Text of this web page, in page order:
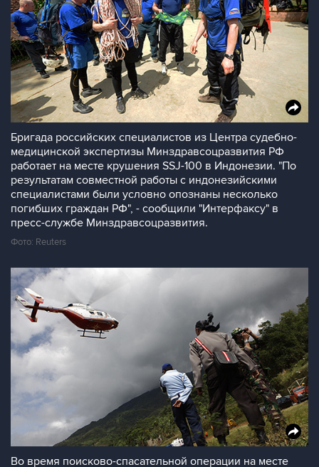
Бригада российских специалистов из Центра судебно-
медицинской экспертизы Минздравсоцразвития РФ
работает на месте крушения SSJ-100 в Индонезии. "По
результатам совместной работы с индонезийскими
специалистами были условно опознаны несколько
погибших граждан РФ", - сообщили "Интерфаксу" в
пресс-службе Минздравсоцразвития.
Фото: Reuters
Во время поисково-спасательной операции на месте